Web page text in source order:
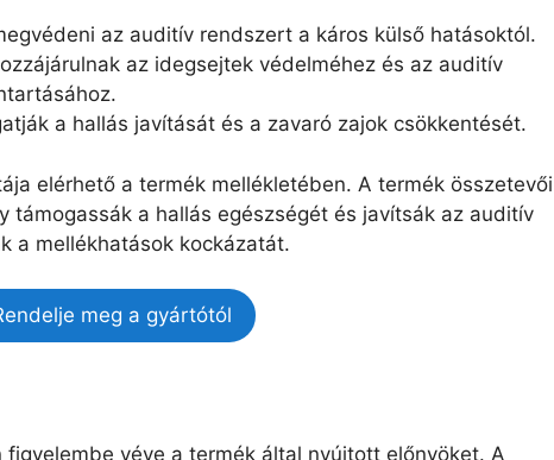
az auditív rendszert a káros külső hatásoktól.
az idegsejtek védelméhez és az auditív
a hallás javítását és a zavaró zajok csökkentését.
elérhető a termék mellékletében. A termék összetevői
támogassák a hallás egészségét és javítsák az auditív
a mellékhatások kockázatát.
meg a gyártótól
véve a termék által nyújtott előnyöket. A